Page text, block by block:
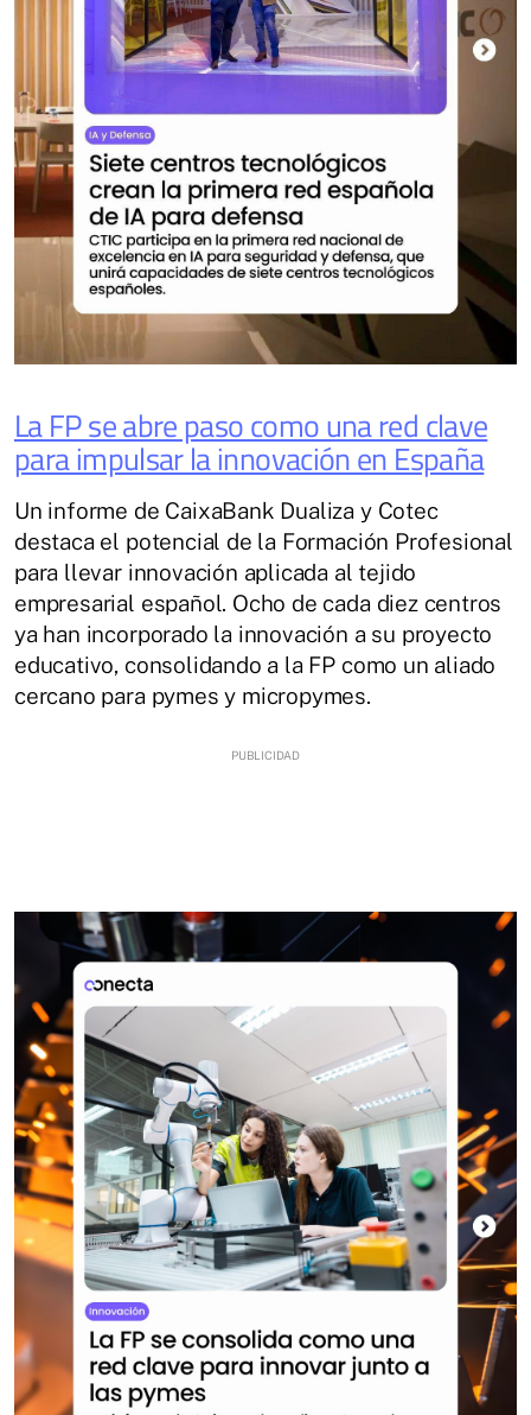
La FP se abre paso como una red clave
para impulsar la innovación en España
Un informe de CaixaBank Dualiza y Cotec
destaca el potencial de la Formación Profesional
para llevar innovación aplicada al tejido
empresarial español. Ocho de cada diez centros
ya han incorporado la innovación a su proyecto
educativo, consolidando a la FP como un aliado
cercano para pymes y micropymes.